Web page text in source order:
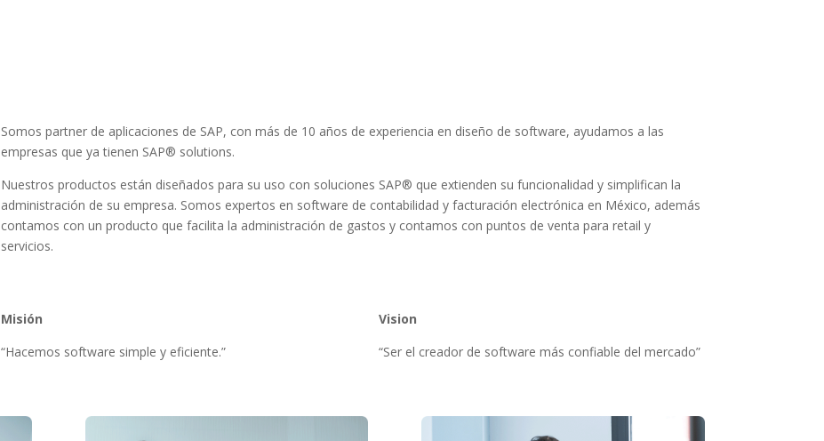
Somos partner de aplicaciones de SAP, con más de 10 años de experiencia en diseño de software, ayudamos a las
empresas que ya tienen SAP® solutions.
Nuestros productos están diseñados para su uso con soluciones SAP® que extienden su funcionalidad y simplifican la
administración de su empresa. Somos expertos en software de contabilidad y facturación electrónica en México, además
contamos con un producto que facilita la administración de gastos y contamos con puntos de venta para retail y
servicios.
Misión
“Hacemos software simple y eficiente.”
Vision
“Ser el creador de software más confiable del mercado”